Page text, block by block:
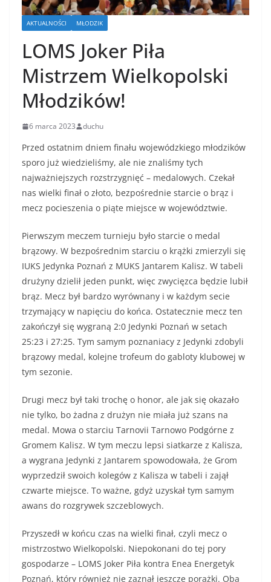
AKTUALNOŚCI MŁODZIK
LOMS Joker Piła
Mistrzem Wielkopolski
Młodzików!
6 marca 2023 duchu
Przed ostatnim dniem finału wojewódzkiego młodzików
sporo już wiedzieliśmy, ale nie znaliśmy tych
najważniejszych rozstrzygnięć – medalowych. Czekał
nas wielki finał o złoto, bezpośrednie starcie o brąz i
mecz pocieszenia o piąte miejsce w województwie.
Pierwszym meczem turnieju było starcie o medal
brązowy. W bezpośrednim starciu o krążki zmierzyli się
IUKS Jedynka Poznań z MUKS Jantarem Kalisz. W tabeli
drużyny dzielił jeden punkt, więc zwycięzca będzie lubił
brąz. Mecz był bardzo wyrównany i w każdym secie
trzymający w napięciu do końca. Ostatecznie mecz ten
zakończył się wygraną 2:0 Jedynki Poznań w setach
25:23 i 27:25. Tym samym poznaniacy z Jedynki zdobyli
brązowy medal, kolejne trofeum do gabloty klubowej w
tym sezonie.
Drugi mecz był taki trochę o honor, ale jak się okazało
nie tylko, bo żadna z drużyn nie miała już szans na
medal. Mowa o starciu Tarnovii Tarnowo Podgórne z
Gromem Kalisz. W tym meczu lepsi siatkarze z Kalisza,
a wygrana Jedynki z Jantarem spowodowała, że Grom
wyprzedził swoich kolegów z Kalisza w tabeli i zajął
czwarte miejsce. To ważne, gdyż uzyskał tym samym
awans do rozgrywek szczeblowych.
Przyszedł w końcu czas na wielki finał, czyli mecz o
mistrzostwo Wielkopolski. Niepokonani do tej pory
gospodarze – LOMS Joker Piła kontra Enea Energetyk
Poznań, który również nie zaznał jeszcze porażki. Oba